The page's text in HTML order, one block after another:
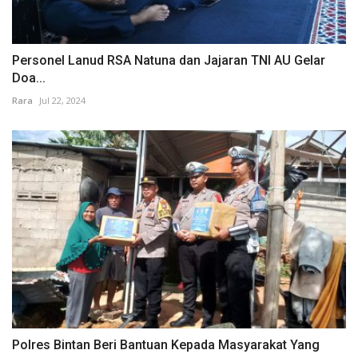
Personel Lanud RSA Natuna dan Jajaran TNI AU Gelar
Doa...
Rara Jul 22, 2024
Polres Bintan Beri Bantuan Kepada Masyarakat Yang